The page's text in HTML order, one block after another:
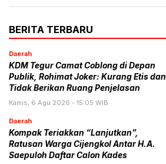
BERITA TERBARU
Daerah
KDM Tegur Camat Coblong di Depan
Publik, Rohimat Joker: Kurang Etis dan
Tidak Berikan Ruang Penjelasan
Kamis, 6 Agu 2026 - 15:05 WIB
Daerah
Kompak Teriakkan “Lanjutkan”,
Ratusan Warga Cijengkol Antar H.A.
Saepuloh Daftar Calon Kades